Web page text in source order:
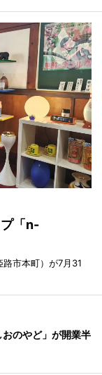
「n-
市本町）が7月31
のやど」が開業半